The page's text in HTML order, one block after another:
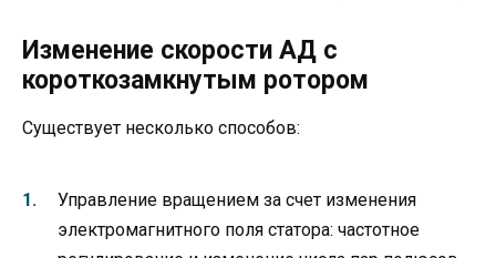
Изменение скорости АД с
короткозамкнутым ротором
Существует несколько способов:
Управление вращением за счет изменения
электромагнитного поля статора: частотное